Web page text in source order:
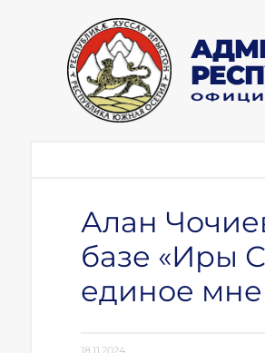
Алан
базе «Иры
единое
18.11.2024